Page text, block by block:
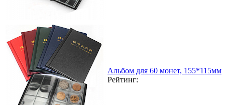
Альбом для 60 монет, 155*115мм
Рейтинг: